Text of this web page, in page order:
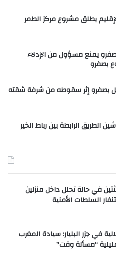
يطلق مشروع مركز الطمر
يمنع مسؤول من الإدلاء
بصفرو
بصفرو إثر سقوطه من شرفة شقته
الرابطة بين رباط الخير
في حالة تحلل داخل منزلين
السلطات الأمنية
في جزر البليار: سيادة المغرب
“مسألة وقت”